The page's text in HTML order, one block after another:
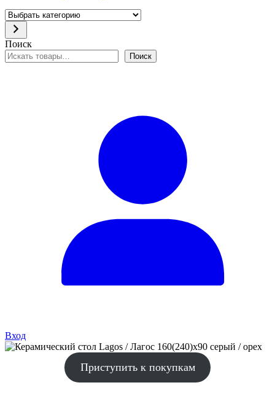
Выбрать
категорию
Поиск
Поиск
Вход
Приступить к покупкам